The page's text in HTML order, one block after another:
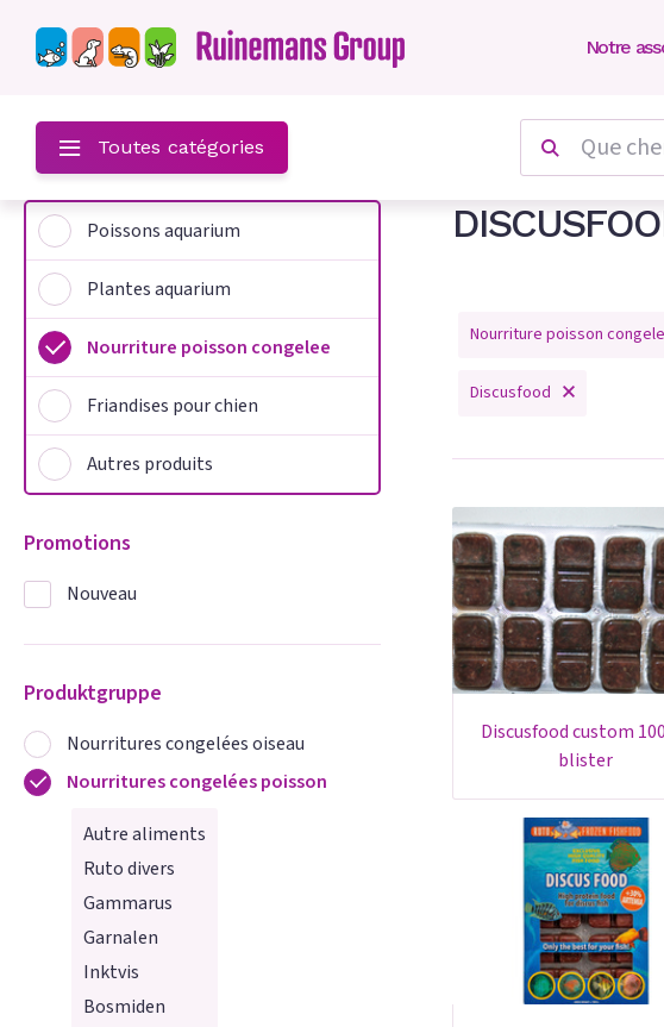
congelee
Notre
Toutes catégories
Poissons aquarium
Plantes aquarium
Nourriture poisson congelee
Friandises pour chien
Autres produits
Promotions
Nouveau
Produktgruppe
Nourritures congelées oiseau
Nourritures congelées poisson
Autre aliments
Ruto divers
Gammarus
Garnalen
Inktvis
Bosmiden
Nourriture poisson
Discusfood
discusfood custom 100 gr.
blister